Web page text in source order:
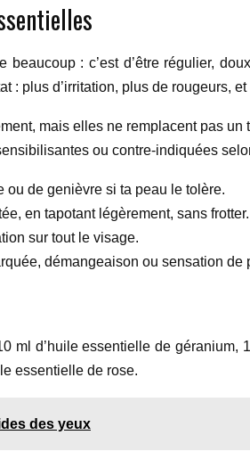
beaucoup : c’est d’être régulier,
plus d’irritation, plus de rougeurs,
mais elles ne remplacent pas
ou contre-indiquées
ou de genièvre si ta peau le tolère.
en tapotant légèrement, sans frotter.
sur tout le visage.
démangeaison ou sensation de
ml d’huile essentielle de
essentielle de rose.
des yeux